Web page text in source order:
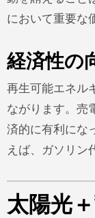
において重要な
経済性の
再生可能エネル
ながります。売
済的に有利にな
えば、ガソリン
太陽光